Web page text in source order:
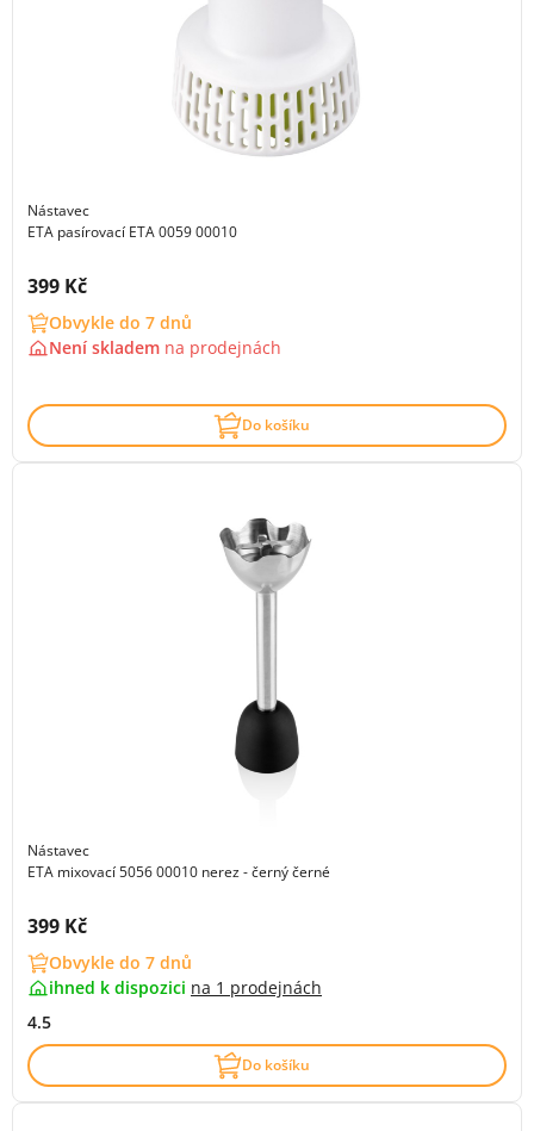
Nástavec
ETA pasírovací ETA 0059 00010
Cena s DPH:
399 Kč
Obvykle do 7 dnů
Není skladem na prodejnách
Do košíku
Nástavec
ETA mixovací 5056 00010 nerez - černý černé
Cena s DPH:
399 Kč
Obvykle do 7 dnů
ihned k dispozici na 1 prodejnách
4.5
Do košíku